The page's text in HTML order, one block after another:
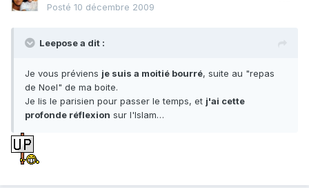
Posté 10 décembre 2009
Leepose a dit :
Je vous préviens je suis a moitié bourré, suite au "repas
de Noel" de ma boite.
Je lis le parisien pour passer le temps, et j'ai cette
profonde réflexion sur l'Islam…